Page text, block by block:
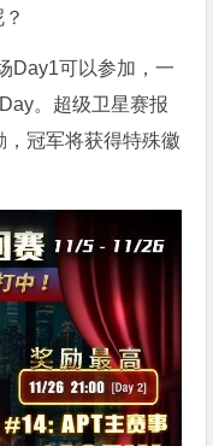
Day1可以参加，一
。超级卫星赛报
冠军将获得特殊徽